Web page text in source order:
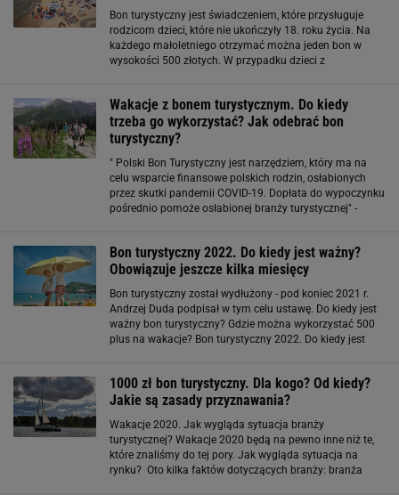
Bon turystyczny jest świadczeniem, które przysługuje
rodzicom dzieci, które nie ukończyły 18. roku życia. Na
każdego małoletniego otrzymać można jeden bon w
wysokości 500 złotych. W przypadku dzieci z
Wakacje z bonem turystycznym. Do kiedy
trzeba go wykorzystać? Jak odebrać bon
turystyczny?
" Polski Bon Turystyczny jest narzędziem, który ma na
celu wsparcie finansowe polskich rodzin, osłabionych
przez skutki pandemii COVID-19. Dopłata do wypoczynku
pośrednio pomoże osłabionej branży turystycznej" -
Bon turystyczny 2022. Do kiedy jest ważny?
Obowiązuje jeszcze kilka miesięcy
Bon turystyczny został wydłużony - pod koniec 2021 r.
Andrzej Duda podpisał w tym celu ustawę. Do kiedy jest
ważny bon turystyczny? Gdzie można wykorzystać 500
plus na wakacje? Bon turystyczny 2022. Do kiedy jest
1000 zł bon turystyczny. Dla kogo? Od kiedy?
Jakie są zasady przyznawania?
Wakacje 2020. Jak wygląda sytuacja branży
turystycznej? Wakacje 2020 będą na pewno inne niż te,
które znaliśmy do tej pory. Jak wygląda sytuacja na
rynku? Oto kilka faktów dotyczących branży: branża